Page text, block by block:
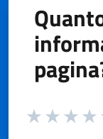
Valuta da 1 a 5